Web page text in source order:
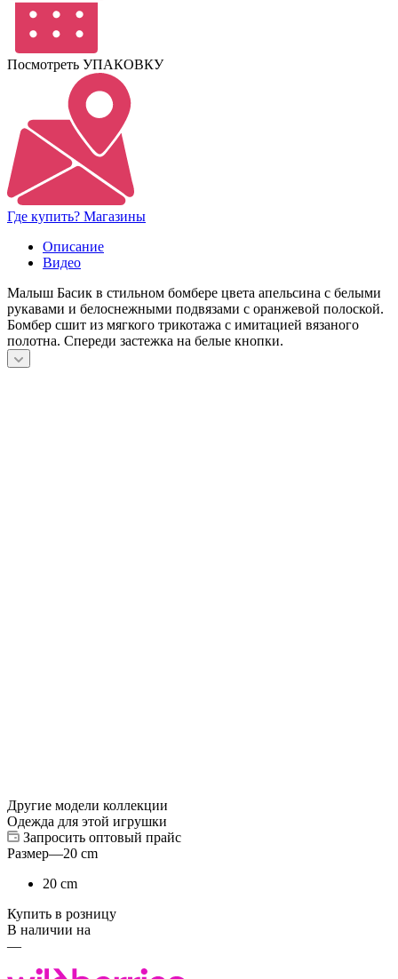
Посмотреть УПАКОВКУ
Где купить? Магазины
Описание
Видео
Малыш Басик в стильном бомбере цвета апельсина с белыми
рукавами и белоснежными подвязами с оранжевой полоской.
Бомбер сшит из мягкого трикотажа с имитацией вязаного
полотна. Спереди застежка на белые кнопки.
Другие модели коллекции
Одежда для этой игрушки
Запросить оптовый прайс
Размер—20 cm
20 cm
Купить в розницу
В наличии на
—